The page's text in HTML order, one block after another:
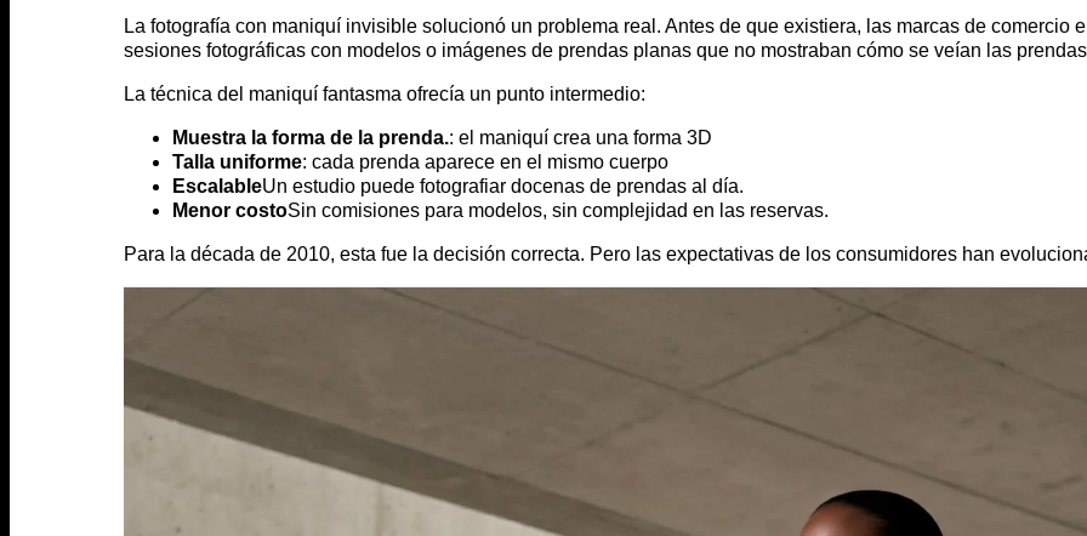
La fotografía con maniquí invisible solucionó un problema real. Antes de que existiera, las marcas de comercio
sesiones fotográficas con modelos o imágenes de prendas planas que no mostraban cómo se veían las
La técnica del maniquí fantasma ofrecía un punto intermedio:
Muestra la forma de la prenda.: el maniquí crea una forma 3D
Talla uniforme: cada prenda aparece en el mismo cuerpo
EscalableUn estudio puede fotografiar docenas de prendas al día.
Menor costoSin comisiones para modelos, sin complejidad en las reservas.
Para la década de 2010, esta fue la decisión correcta. Pero las expectativas de los consumidores han